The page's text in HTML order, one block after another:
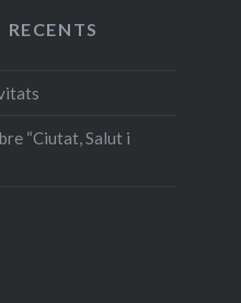
RECENTS
“Ciutat, Salut i